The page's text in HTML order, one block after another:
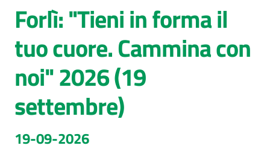
Servizi
Luoghi
di
cura
AUSL
Comunica
Salta al contenuto
Forlì: "Tieni in forma il
tuo cuore. Cammina con
noi" 2026 (19
settembre)
19-09-2026